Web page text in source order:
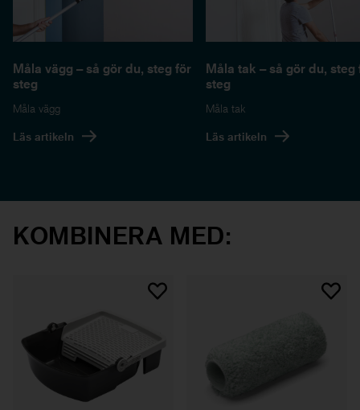
Måla vägg – så gör du, steg för
steg
Måla vägg
Läs artikeln
Måla tak – så gör du, steg
steg
Måla tak
Läs artikeln
KOMBINERA MED: